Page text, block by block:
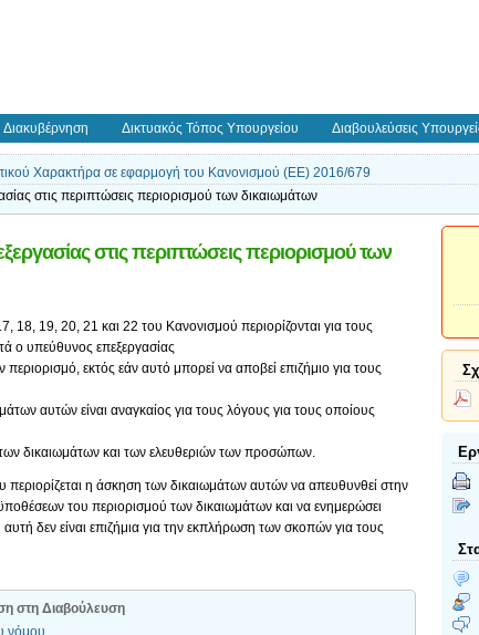
Διακυβέρνηση Δικτυακός Τόπος Υπουργείου Διαβουλεύσεις
Χαρακτήρα σε εφαρμογή του Κανονισμού (ΕΕ) 2016/679
στις περιπτώσεις περιορισμού των δικαιωμάτων
στις περιπτώσεις περιορισμού των
19, 20, 21 και 22 του Κανονισμού περιορίζονται για τους
ο υπεύθυνος επεξεργασίας
εκτός εάν αυτό μπορεί να αποβεί επιζήμιο για τους
αυτών είναι αναγκαίος για τους λόγους για τους οποίους
δικαιωμάτων και των ελευθεριών των προσώπων.
η άσκηση των δικαιωμάτων αυτών να απευθυνθεί στην
του περιορισμού των δικαιωμάτων και να ενημερώσει
δεν είναι επιζήμια για την εκπλήρωση των σκοπών για τους
στη Διαβούλευση
νόμου